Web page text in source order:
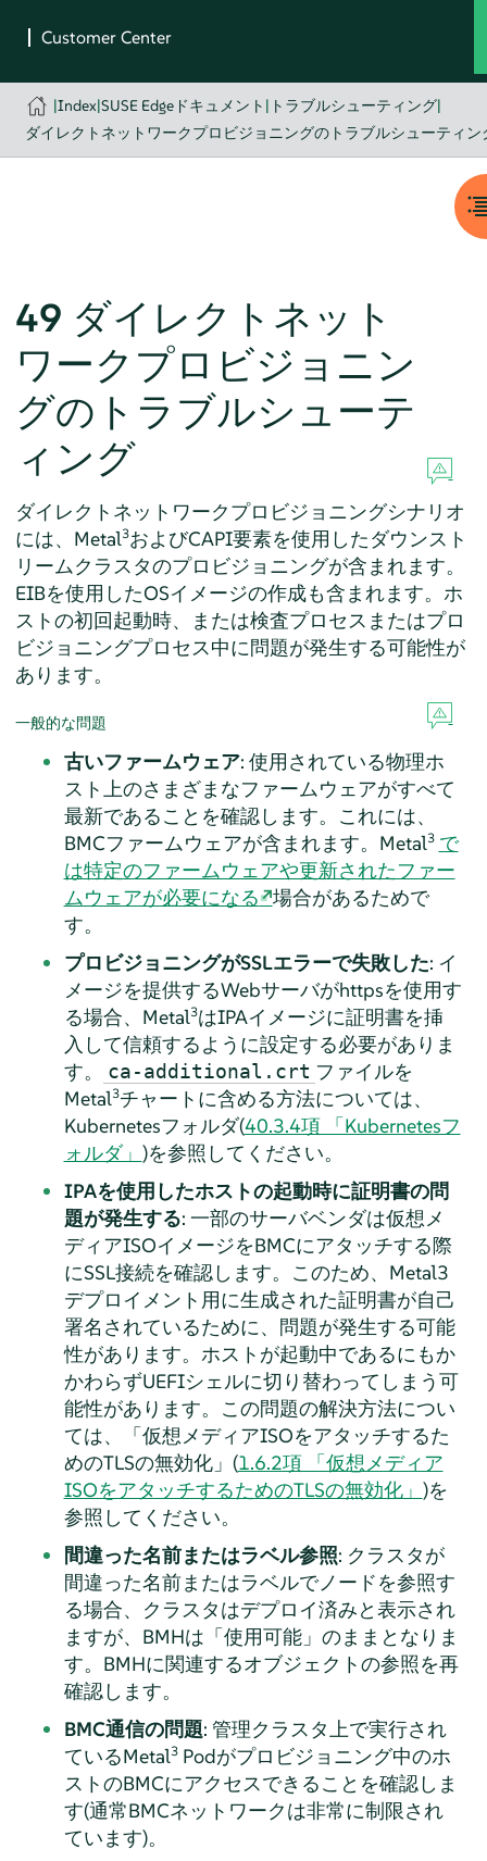
|Index|SUSE Edgeドキュメント | トラブルシューティング|
ダイレクトネットワークプロビジョニングのトラブルシューティン
49 ダイレクトネット
ワークプロビジョニン
グのトラブルシューテ
ィング
ダイレクトネットワークプロビジョニングシナリオ
には、Metal3およびCAPI要素を使用したダウンスト
リームクラスタのプロビジョニングが含まれます。
EIBを使用したOSイメージの作成も含まれます。ホ
ストの初回起動時、または検査プロセスまたはプロ
ビジョニングプロセス中に問題が発生する可能性が
あります。
一般的な問題
古いファームウェア: 使用されている物理ホ
スト上のさまざまなファームウェアがすべて
最新であることを確認します。これには、
BMCファームウェアが含まれます。Metal3 で
は特定のファームウェアや更新されたファー
ムウェアが必要になる
場合があるためで
す。
プロビジョニングがSSLエラーで失敗した: イ
メージを提供するWebサーバがhttpsを使用す
る場合、Metal3はIPAイメージに証明書を挿
入して信頼するように設定する必要がありま
す。
ca-additional.crt ファイルを
Metal3チャートに含める方法については、
Kubernetesフォルダ(40.3.4項 「Kubernetesフ
ォルダ」 )を参照してください。
IPAを使用したホストの起動時に証明書の問
題が発生する: 一部のサーバベンダは仮想メ
ディアISOイメージをBMCにアタッチする際
にSSL接続を確認します。このため、Metal3
デプロイメント用に生成された証明書が自己
署名されているために、問題が発生する可能
性があります。ホストが起動中であるにもか
かわらずUEFIシェルに切り替わってしまう可
能性があります。この問題の解決方法につい
ては、「仮想メディアISOをアタッチするた
めのTLSの無効化」(1.6.2項 「仮想メディア
ISOをアタッチするためのTLSの無効化」 )を
参照してください。
間違った名前またはラベル参照: クラスタが
間違った名前またはラベルでノードを参照す
る場合、クラスタはデプロイ済みと表示され
ますが、BMHは「使用可能」のままとなりま
す。BMHに関連するオブジェクトの参照を再
確認します。
BMC通信の問題: 管理クラスタ上で実行され
ているMetal3Podがプロビジョニング中のホ
ストのBMCにアクセスできることを確認しま
す(通常BMCネットワークは非常に制限され
ています)。